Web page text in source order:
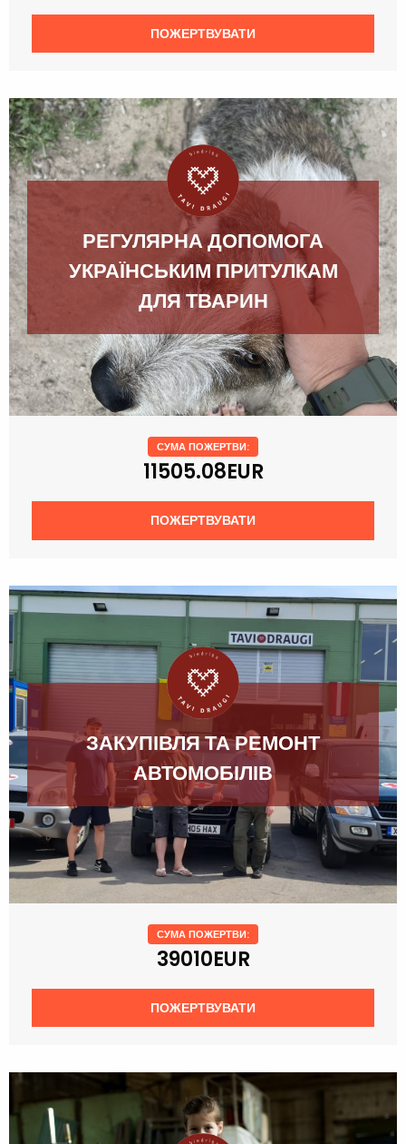
ПОЖЕРТВУВАТИ
РЕГУЛЯРНА ДОПОМОГА
УКРАЇНСЬКИМ ПРИТУЛКАМ
ДЛЯ ТВАРИН
СУМА ПОЖЕРТВИ:
11505.08EUR
ПОЖЕРТВУВАТИ
ЗАКУПІВЛЯ ТА РЕМОНТ
АВТОМОБІЛІВ
СУМА ПОЖЕРТВИ:
39010EUR
ПОЖЕРТВУВАТИ